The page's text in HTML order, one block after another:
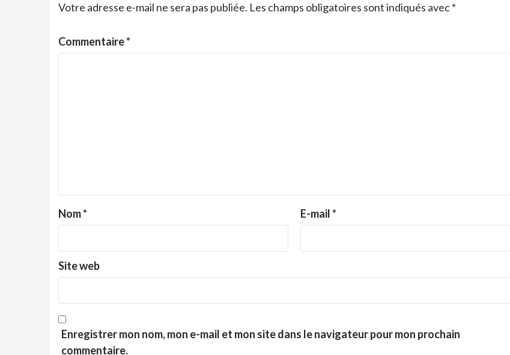
Votre adresse e-mail ne sera pas publiée. Les champs obligatoires sont indiqués avec*
Commentaire*
Nom* E-mail*
Site web
Enregistrer mon nom, mon e-mail et mon site dans le navigateur pour mon prochain
commentaire.